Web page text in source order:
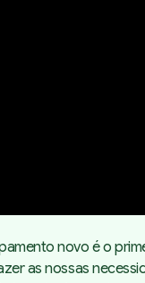
novo é o
as nossas